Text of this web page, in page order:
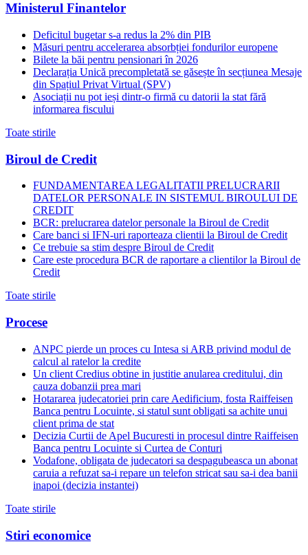
Ministerul Finantelor
Deficitul bugetar s-a redus la 2% din PIB
Măsuri pentru accelerarea absorbției fondurilor europene
Bilete la băi pentru pensionari în 2026
Declarația Unică precompletată se găsește în secțiunea Mesaje
din Spațiul Privat Virtual (SPV)
Asociații nu pot ieși dintr-o firmă cu datorii la stat fără
informarea fiscului
Toate stirile
Biroul de Credit
FUNDAMENTAREA LEGALITATII PRELUCRARII
DATELOR PERSONALE IN SISTEMUL BIROULUI DE
CREDIT
BCR: prelucrarea datelor personale la Biroul de Credit
Care banci si IFN-uri raporteaza clientii la Biroul de Credit
Ce trebuie sa stim despre Biroul de Credit
Care este procedura BCR de raportare a clientilor la Biroul de
Credit
Toate stirile
Procese
ANPC pierde un proces cu Intesa si ARB privind modul de
calcul al ratelor la credite
Un client Credius obtine in justitie anularea creditului, din
cauza dobanzii prea mari
Hotararea judecatoriei prin care Aedificium, fosta Raiffeisen
Banca pentru Locuinte, si statul sunt obligati sa achite unui
client prima de stat
Decizia Curtii de Apel Bucuresti in procesul dintre Raiffeisen
Banca pentru Locuinte si Curtea de Conturi
Vodafone, obligata de judecatori sa despagubeasca un abonat
caruia a refuzat sa-i repare un telefon stricat sau sa-i dea banii
inapoi (decizia instantei)
Toate stirile
Stiri economice